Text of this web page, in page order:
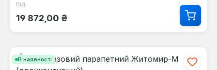
Звичайна ціна:
Від
19 872,00 ₴
В наявності